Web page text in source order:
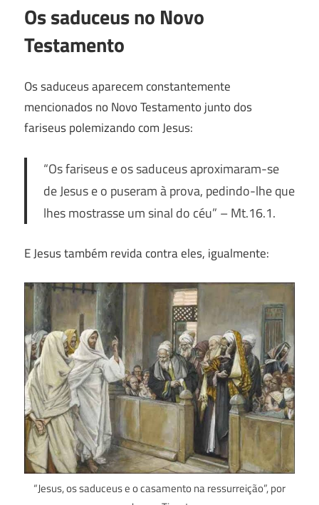
Os saduceus no Novo
Testamento
Os saduceus aparecem constantemente
mencionados no Novo Testamento junto dos
fariseus polemizando com Jesus:
“Os fariseus e os saduceus aproximaram-se
de Jesus e o puseram à prova, pedindo-lhe que
lhes mostrasse um sinal do céu” – Mt.16.1.
E Jesus também revida contra eles, igualmente:
“Jesus, os saduceus e o casamento na ressurreição”, por